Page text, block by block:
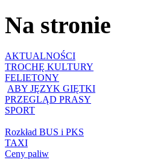
Na stronie
AKTUALNOŚCI
TROCHĘ KULTURY
FELIETONY
ABY JĘZYK GIĘTKI
PRZEGLĄD PRASY
SPORT
Rozkład BUS i PKS
TAXI
Ceny paliw